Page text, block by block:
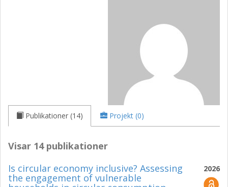
Publikationer (14) Projekt (0)
Visar 14 publikationer
2026
Is circular economy inclusive? Assessing
the engagement of vulnerable